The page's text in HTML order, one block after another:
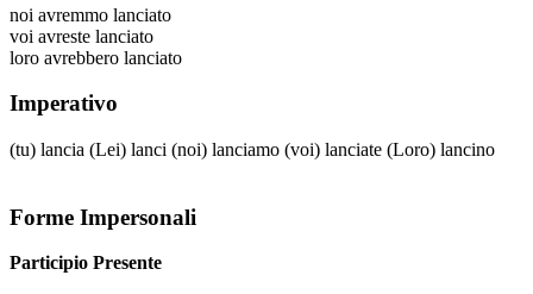
noi avremmo lanciato
voi avreste lanciato
loro avrebbero lanciato
Imperativo
(tu) lancia (Lei) lanci (noi) lanciamo (voi) lanciate (Loro) lancino
Forme Impersonali
Participio Presente